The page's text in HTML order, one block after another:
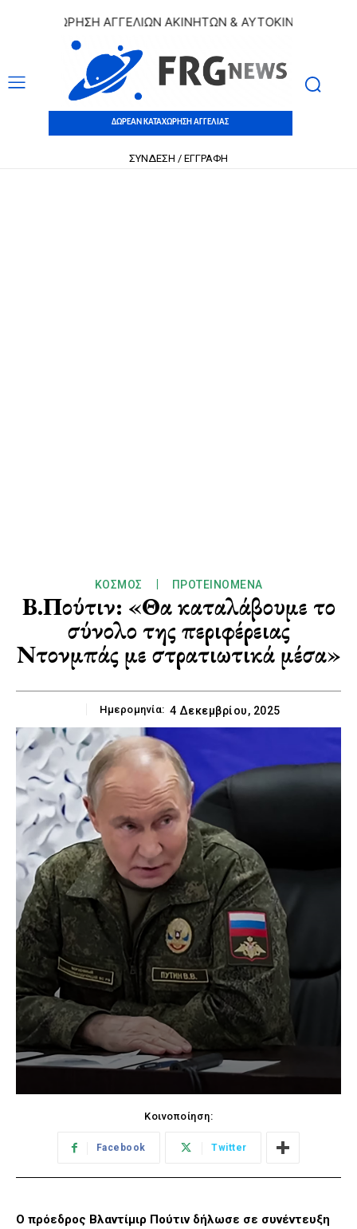
ΑΓΓΕΛΙΩΝ ΑΚΙΝΗΤΩΝ & ΑΥΤΟΚΙΝΗΤΩΝ |
ΔΩΡΕΑΝ ΚΑΤΑΧΩΡΗΣΗ ΑΓΓΕΛΙΑΣ
ΣΥΝΔΕΣΗ / ΕΓΓΡΑΦΗ
ΚΌΣΜΟΣ ΠΡΟΤΕΙΝΌΜΕΝΑ
Β.Πούτιν: «Θα καταλάβουμε το
σύνολο της περιφέρειας
Ντονμπάς με στρατιωτικά μέσα»
Ημερομηνία: 4 Δεκεμβρίου, 2025
Κοινοποίηση:
Facebook Twitter
Ο πρόεδρος Βλαντίμιρ Πούτιν δήλωσε σε συνέντευξη